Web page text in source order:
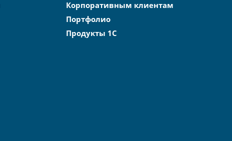
Корпоративным клиентам
Портфолио
Продукты 1С